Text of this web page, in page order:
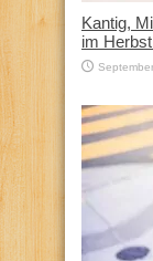
Kantig,
im